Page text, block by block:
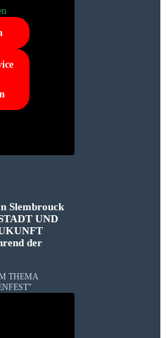
Slembrouck
UND
der
THEMA